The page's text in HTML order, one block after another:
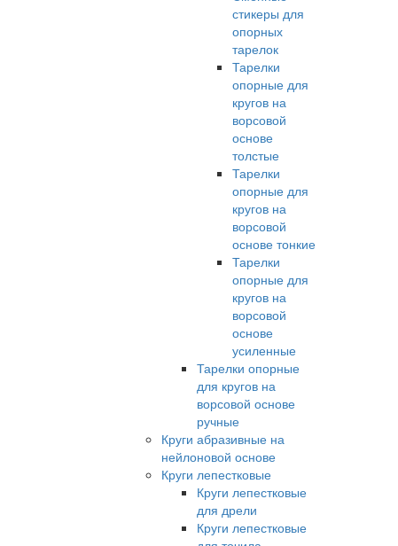
стикеры для
опорных
тарелок
Тарелки
опорные для
кругов на
ворсовой
основе
толстые
Тарелки
опорные для
кругов на
ворсовой
основе тонкие
Тарелки
опорные для
кругов на
ворсовой
основе
усиленные
Тарелки опорные
для кругов на
ворсовой основе
ручные
Круги абразивные на
нейлоновой основе
Круги лепестковые
Круги лепестковые
для дрели
Круги лепестковые